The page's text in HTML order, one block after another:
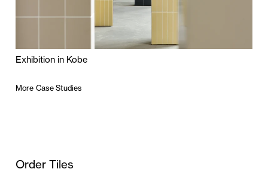
Exhibition in Kobe
More Case Studies
Order Tiles